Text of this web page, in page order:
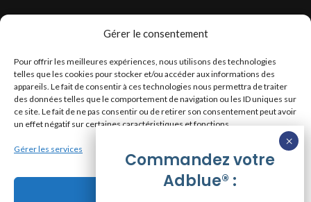
Gérer le consentement
Pour offrir les meilleures expériences, nous utilisons des technologies
telles que les cookies pour stocker et/ou accéder aux informations des
appareils. Le fait de consentir à ces technologies nous permettra de traiter
des données telles que le comportement de navigation ou les ID uniques sur
ce site. Le fait de ne pas consentir ou de retirer son consentement peut avoir
un effet négatif sur certaines caractéristiques et fonctions.
Gérer les services
Législation Gasoil Fioul GNR
Législation Essence
Législation Adblue
Législation Eau
Législation Lubrifiant
Législation Phytosanitaire
Commandez votre
Adblue® :